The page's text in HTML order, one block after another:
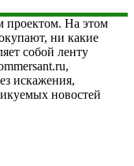
проектом. На этом
ни какие
собой ленту
искажения,
новостей